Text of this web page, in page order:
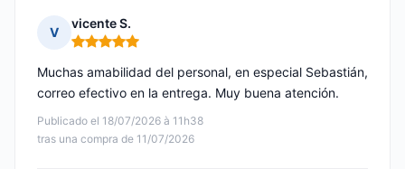
V
vicente S.
Nota: 5 de 5
Publicado el 18/07/2026 à 11h38
tras una compra de 11/07/2026
Muchas amabilidad del personal, en especial Sebastián,
correo efectivo en la entrega. Muy buena atención.